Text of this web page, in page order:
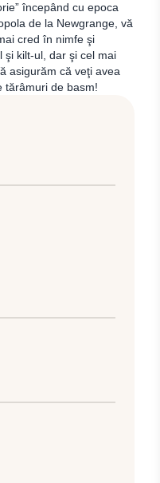
începând cu epoca
de la Newgrange, vă
cred în nimfe şi
şi kilt-ul, dar şi cel mai
asigurăm că veţi avea
tărâmuri de basm!